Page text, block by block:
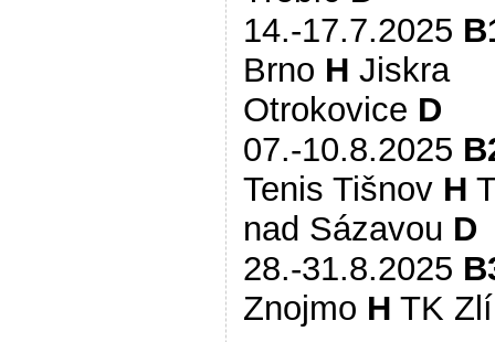
14.-17.7.2025
Brno H Jiskra
Otrokovice D
07.-10.8.2025
Tenis Tišnov H
nad Sázavou D
28.-31.8.2025
Znojmo H TK